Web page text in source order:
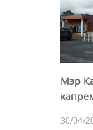
Мэр
30/04/